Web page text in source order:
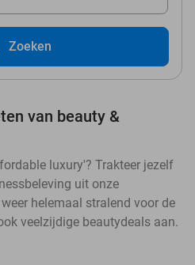
Zoeken
van beauty &
luxury'? Trakteer jezelf
uit onze
helemaal stralend voor de
veelzijdige beautydeals aan.